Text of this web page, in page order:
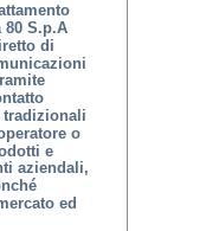
S.p.A
di
tradizionali
o
e
aziendali,
ed